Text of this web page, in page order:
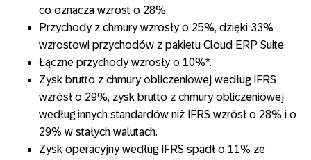
co oznacza wzrost o 28%.
Przychody z chmury wzrosły o 25%, dzięki 33%
wzrostowi przychodów z pakietu Cloud ERP Suite.
Łączne przychody wzrosły o 10%*.
Zysk brutto z chmury obliczeniowej według IFRS
wzrósł o 29%, zysk brutto z chmury obliczeniowej
według innych standardów niż IFRS wzrósł o 28% i o
29% w stałych walutach.
Zysk operacyjny według IFRS spadł o 11% ze